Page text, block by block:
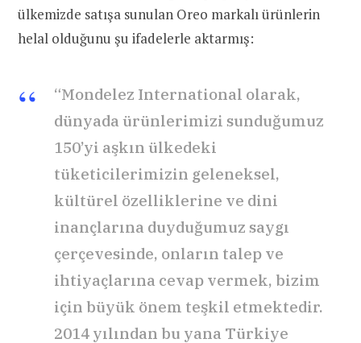
ülkemizde satışa sunulan Oreo markalı ürünlerin
helal olduğunu şu ifadelerle aktarmış:
“Mondelez International olarak,
dünyada ürünlerimizi sunduğumuz
150’yi aşkın ülkedeki
tüketicilerimizin geleneksel,
kültürel özelliklerine ve dini
inançlarına duyduğumuz saygı
çerçevesinde, onların talep ve
ihtiyaçlarına cevap vermek, bizim
için büyük önem teşkil etmektedir.
2014 yılından bu yana Türkiye